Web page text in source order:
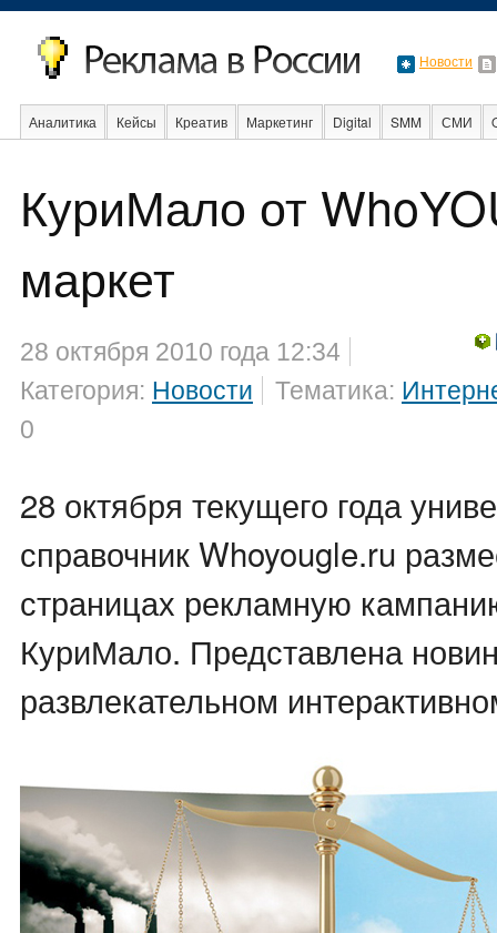
Новости
Аналитика Кейсы Креатив Маркетинг Digital SMM СМИ
КуриМало от
маркет
28 октября 2010 года 12:34
Категория: Новости Тематика:
0
28 октября текущего года
справочник Whoyougle.ru
страницах рекламную
КуриМало. Представлена
развлекательном